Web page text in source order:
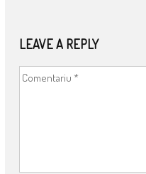
LEAVE A REPLY